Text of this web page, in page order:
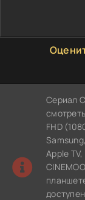
1
Сериал
FHD
Apple TV,